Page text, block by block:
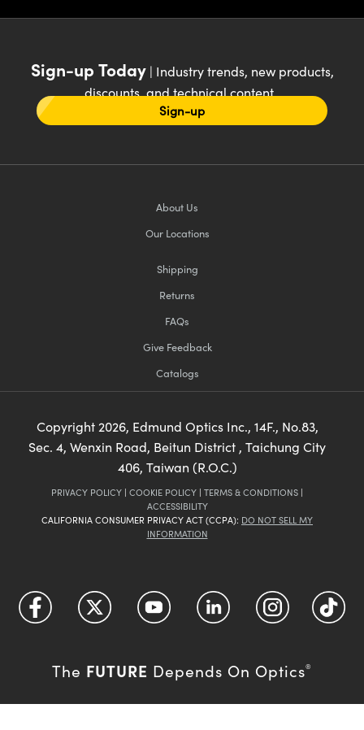
Sign-up Today| Industry trends, new products,
discounts, and technical content
Sign-up
About Us
Our Locations
Shipping
Returns
FAQs
Give Feedback
Catalogs
Copyright 2026, Edmund Optics Inc., 14F., No.83,
Sec. 4, Wenxin Road, Beitun District , Taichung City
406, Taiwan (R.O.C.)
PRIVACY POLICY | COOKIE POLICY | TERMS & CONDITIONS |
ACCESSIBILITY
CALIFORNIA CONSUMER PRIVACY ACT (CCPA): DO NOT SELL MY
INFORMATION
The FUTURE Depends On Optics®